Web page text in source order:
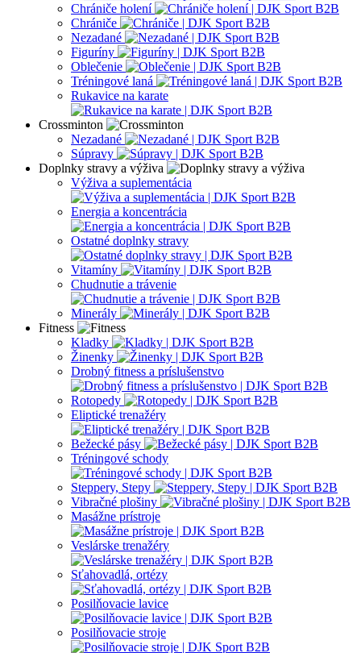
Chrániče holení
Chrániče
Nezadané
Figuríny
Oblečenie
Tréningové laná
Rukavice na karate
Crossminton
Nezadané
Súpravy
Doplnky stravy a výživa
Výživa a suplementácia
Energia a koncentrácia
Ostatné doplnky stravy
Vitamíny
Chudnutie a trávenie
Minerály
Fitness
Kladky
Žinenky
Drobný fitness a príslušenstvo
Rotopedy
Eliptické trenažéry
Bežecké pásy
Tréningové schody
Steppery, Stepy
Vibračné plošiny
Masážne prístroje
Veslárske trenažéry
Sťahovadlá, ortézy
Posilňovacie lavice
Posilňovacie stroje